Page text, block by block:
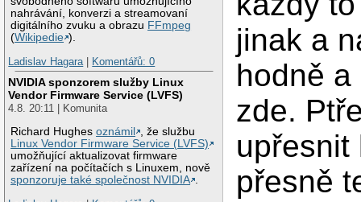
nahrávání, konverzi a streamovaní
digitálního zvuku a obrazu FFmpeg
(Wikipedie ).
Ladislav Hagara
Komentářů: 0
NVIDIA sponzorem služby Linux
Vendor Firmware Service (LVFS)
4.8. 20:11 | Komunita
Richard Hughesoznámil
, že službu
Linux Vendor Firmware Service (LVFS)
umožňující aktualizovat firmware
zařízení na počítačích s Linuxem, nově
sponzoruje také společnost NVIDIA .
jinak a
hodně
zde.
upřesnit
přesně